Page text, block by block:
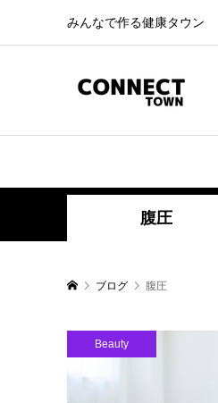
みんなで作る健康タウン
腹圧
ブログ 腹圧
Beauty